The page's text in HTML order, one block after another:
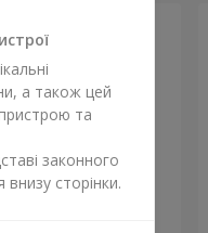
а також цей
та
законного
внизу сторінки.